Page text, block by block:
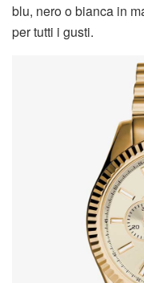
blu, nero o bianca in
per tutti i gusti.